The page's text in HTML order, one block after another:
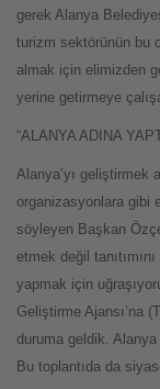
gerek Alanya
turizm sektörünün bu
almak için elimizden
yerine getirmeye
“ALANYA ADINA
Alanya’yı geliştirmek
organizasyonlara gibi
söyleyen Başkan
etmek değil
yapmak için
Geliştirme Ajansı’na
duruma geldik. Alanya
Bu toplantıda da